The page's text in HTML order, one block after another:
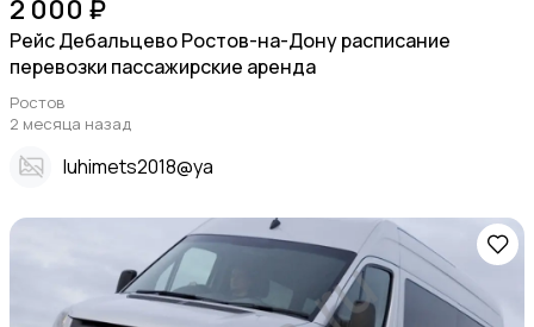
2 000 ₽
Рейс Дебальцево Ростов-на-Дону расписание
перевозки пассажирские аренда
Ростов
2 месяца назад
Iuhimets2018@ya